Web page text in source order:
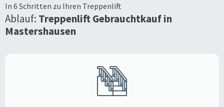
In 6 Schritten zu Ihren Treppenlift
Ablauf: Treppenlift Gebrauchtkauf in
Mastershausen